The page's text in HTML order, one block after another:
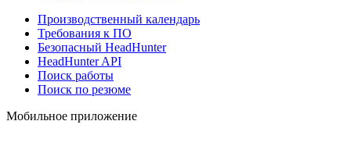
Производственный календарь
Требования к ПО
Безопасный HeadHunter
HeadHunter API
Поиск работы
Поиск по резюме
Мобильное приложение